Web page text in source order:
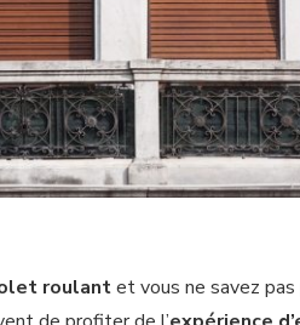
roulantet vous ne savez pas